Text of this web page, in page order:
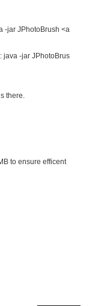
-jar JPhotoBrush <a
java -jar JPhotoBrus
there.
to ensure efficent